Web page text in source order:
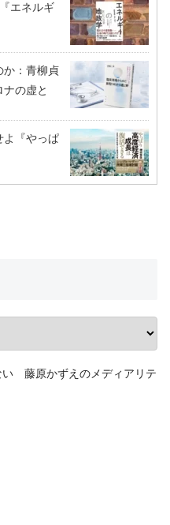
エネルギ
か：青柳貞
の虚と
よ『やっぱ
い 藤原かずえのメディアリテ